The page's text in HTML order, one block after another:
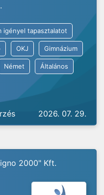
igényel tapasztalatot
OKJ Gimnázium
Német Általános
2026. 07. 29.
2000" Kft.